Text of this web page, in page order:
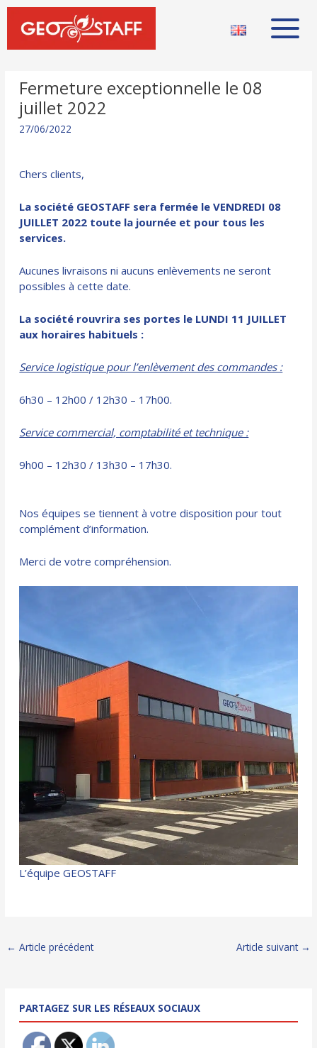
Fermeture exceptionnelle le 08
juillet 2022
27/06/2022
Chers clients,
La société GEOSTAFF sera fermée le VENDREDI 08
JUILLET 2022 toute la journée et pour tous les
services.
Aucunes livraisons ni aucuns enlèvements ne seront
possibles à cette date.
La société rouvrira ses portes le LUNDI 11 JUILLET
aux horaires habituels :
Service logistique pour l’enlèvement des commandes :
6h30 – 12h00 / 12h30 – 17h00.
Service commercial, comptabilité et technique :
9h00 – 12h30 / 13h30 – 17h30.
Nos équipes se tiennent à votre disposition pour tout
complément d’information.
Merci de votre compréhension.
L’équipe GEOSTAFF
Navigation
← Article précédent Article suivant →
PARTAGEZ SUR LES RÉSEAUX SOCIAUX